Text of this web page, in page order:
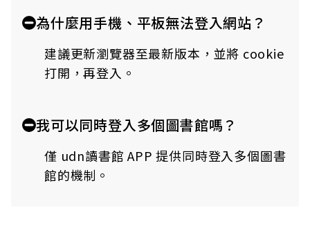
為什麼用手機、平板無法登入網站？
建議更新瀏覽器至最新版本，並將 cookie
打開，再登入。
我可以同時登入多個圖書館嗎？
僅 udn讀書館 APP 提供同時登入多個圖書
館的機制。